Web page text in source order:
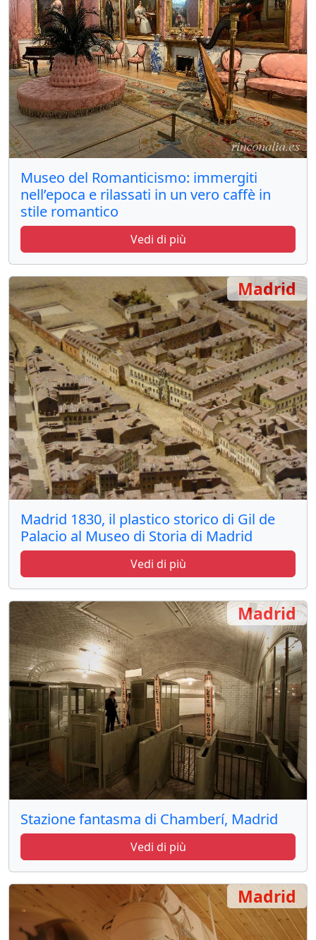
Museo del Romanticismo: immergiti
nell’epoca e rilassati in un vero caffè in
stile romantico
Vedi di più
Madrid 1830, il plastico storico di Gil de
Palacio al Museo di Storia di Madrid
Vedi di più
Madrid
Stazione fantasma di Chamberí, Madrid
Vedi di più
Madrid
Madrid